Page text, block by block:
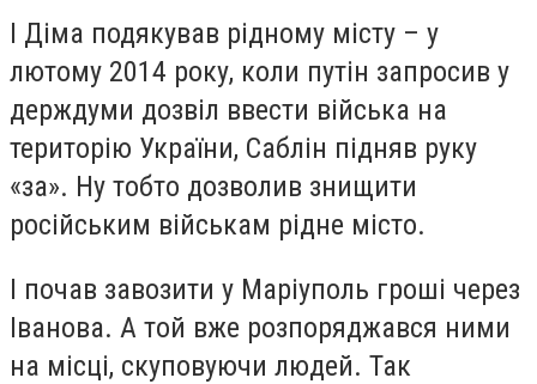
І Діма подякував рідному місту – у
лютому 2014 року, коли путін запросив у
держдуми дозвіл ввести війська на
територію України, Саблін підняв руку
«за». Ну тобто дозволив знищити
російським військам рідне місто.
І почав завозити у Маріуполь гроші через
Іванова. А той вже розпоряджався ними
на місці, скуповуючи людей. Так